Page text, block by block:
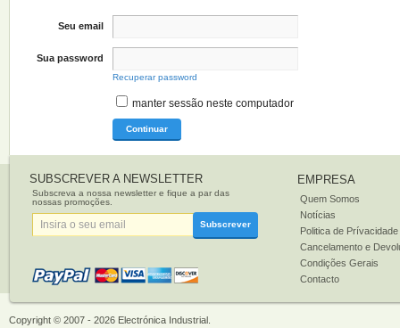
Seu email
Sua password
Recuperar password
manter sessão neste computador
Continuar
SUBSCREVER A NEWSLETTER
Subscreva a nossa newsletter e fique a par das
nossas promoções.
Subscrever
EMPRESA
Quem Somos
Notícias
Politica de Prívacidade
Cancelamento e
Condições Gerais
Contacto
Copyright © 2007 - 2026 Electrónica Industrial